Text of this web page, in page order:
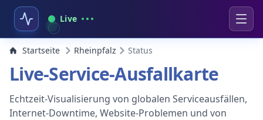
Live
Startseite Rheinpfalz Status
Live-Service-Ausfallkarte
Echtzeit-Visualisierung von globalen Serviceausfällen,
Internet-Downtime, Website-Problemen und von